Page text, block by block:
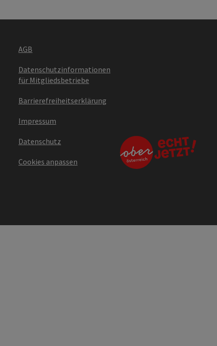
AGB
Datenschutzinformationen
für Mitgliedsbetriebe
Barrierefreiheitserklärung
Impressum
Datenschutz
Cookies anpassen